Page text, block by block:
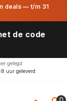
deals — t/m 31
de code
gelegd
uur geleverd